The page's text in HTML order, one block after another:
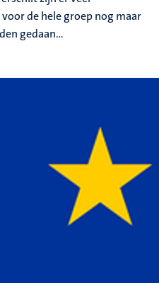
de hele groep nog maar
gedaan...